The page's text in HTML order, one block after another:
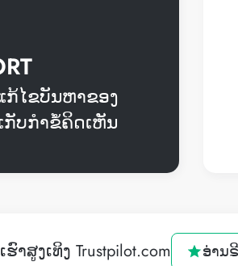
ກ້ໄຂບັນຫາຂອງ
ກັບກໍາຂໍ້ຄິດເຫັນ
ສູງເທິງ Trustpilot.com ອ່ານ